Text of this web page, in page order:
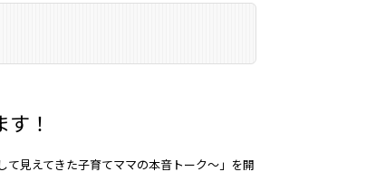
！
見えてきた子育てママの本音トーク～」を開